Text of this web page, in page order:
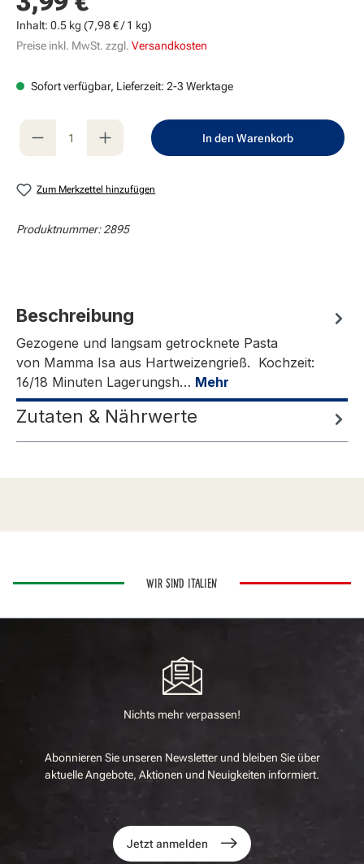
Inhalt: 0.5 kg (7,98 € / 1 kg)
Preise inkl. MwSt. zzgl. Versandkosten
Sofort verfügbar, Lieferzeit: 2-3 Werktage
Produkt Anzahl: Gib den gewünschten
In den Warenkorb
Zum Merkzettel hinzufügen
Produktnummer:2895
Beschreibung
Gezogene und langsam getrocknete Pasta
von Mamma Isa aus Hartweizengrieß. Kochzeit:
16/18 Minuten Lagerungsh… Mehr
Zutaten & Nährwerte
WIR SIND ITALIEN
Nichts mehr verpassen!
Abonnieren Sie unseren Newsletter und bleiben Sie über
aktuelle Angebote, Aktionen und Neuigkeiten informiert.
Jetzt anmelden